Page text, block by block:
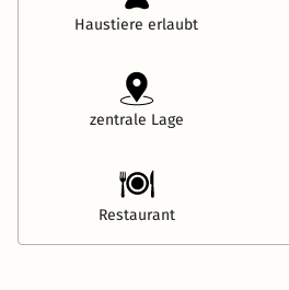
Haustiere erlaubt
zentrale Lage
Restaurant